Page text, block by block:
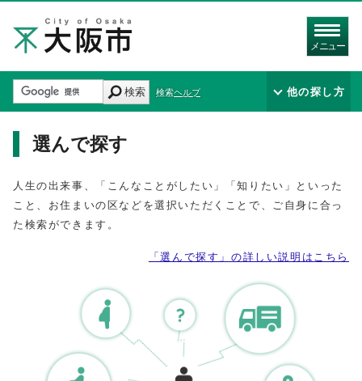
メニュー
検索 検索ヘルプ 他の探し方
選んで探す
人生の出来事、「こんなことがしたい」「知りたい」といった
こと、お住まいの区などを選択いただくことで、ご自身に合っ
た検索ができます。
「選んで探す」の詳しい説明はこちら